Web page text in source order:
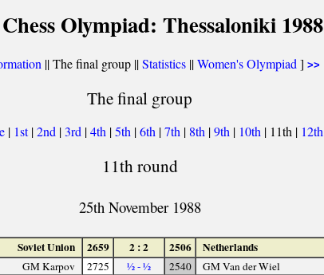
Olympiad: Thessaloniki 1988
|| The final group ||Statistics||Women's Olympiad ] >>
The final group
| 1st|2nd |3rd |4th |5th |6th |7th | 8th |9th | 10th | 11th | 12th
11th round
25th November 1988
Soviet Union 2659 2 : 2 2506 Netherlands
GM Karpov 2725 ½ - ½ 2540
GM Van der Wiel